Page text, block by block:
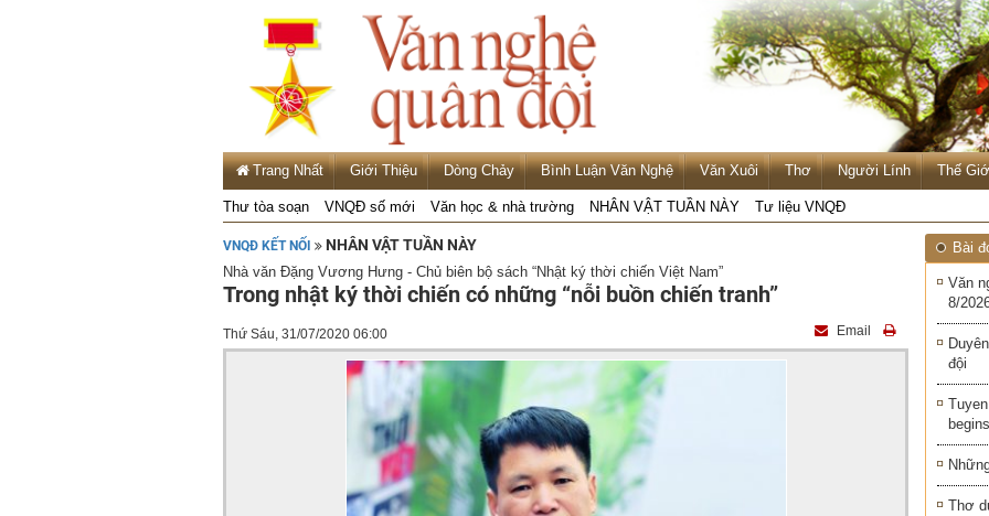
Trang Nhất Giới Thiệu Dòng Chảy Bình Luận Văn Nghệ Văn Xuôi Thơ Người Lính Thế
Thư tòa soạn VNQĐ số mới Văn học & nhà trường NHÂN VẬT TUẦN NÀY Tư liệu VNQĐ
VNQĐ KẾT NỐI NHÂN VẬT TUẦN NÀY
Nhà văn Đặng Vương Hưng - Chủ biên bộ sách “Nhật ký thời chiến Việt Nam”
Trong nhật ký thời chiến có những “nỗi buồn chiến tranh”
Thứ Sáu, 31/07/2020 06:00 Email
Bài
Văn
8/
đội
Thơ